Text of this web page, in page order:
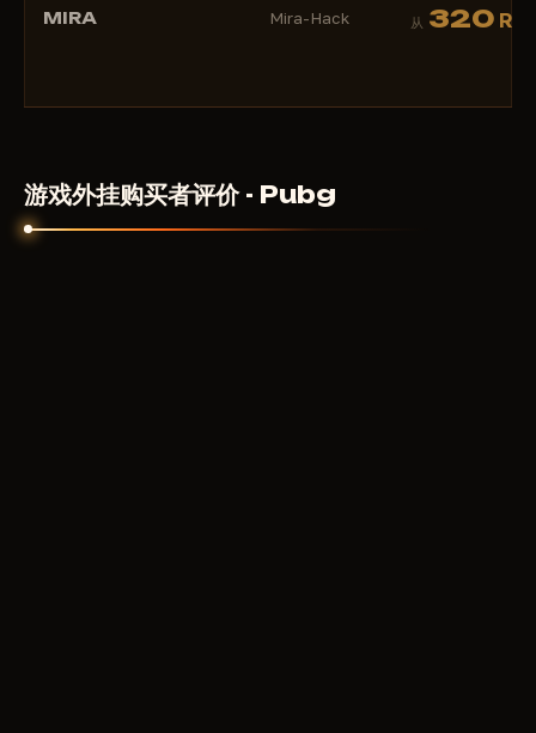
MIRA Mira-Hack 从 320
游戏外挂购买者评价 - Pubg